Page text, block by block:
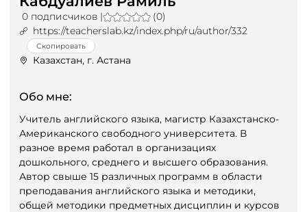
0 подписчиков |
(0)
https://teacherslab.kz/index.php/ru/author/332
Скопировать
Казахстан, г. Астана
Обо мне:
Учитель английского языка, магистр Казахстанско-
Американского свободного университета. В
разное время работал в организациях
дошкольного, среднего и высшего образования.
Автор свыше 15 различных программ в области
преподавания английского языка и методики,
общей методики предметных дисциплин и курсов